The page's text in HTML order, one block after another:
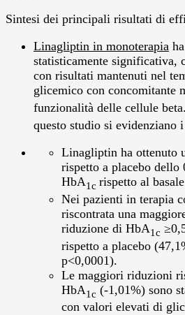
Sintesi dei principali risultati di
Linagliptin in monoterapia
statisticamente significativa,
con risultati mantenuti nel
glicemico con concomitante
funzionalità delle cellule beta.
questo studio si evidenziano
Linagliptin ha ottenuto
rispetto a placebo
HbA1c rispetto al
Nei pazienti in terapia
riscontrata una
riduzione di HbA1c
rispetto a placebo
p<0,0001).
Le maggiori riduzioni
HbA1c (-1,01%) sono
con valori elevati di